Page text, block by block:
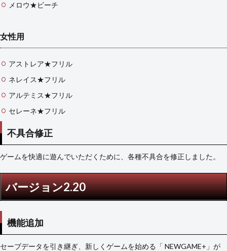
メロウ★ビーチ
女性用
アストレア★フリル
ネレイス★フリル
アルテミス★フリル
セレーネ★フリル
不具合修正
ゲームを快適に遊んでいただくために、各種不具合を修正しました。
バージョン2.20
機能追加
セーブデータを引き継ぎ、新しくゲームを始める「 NEWGAME+」が